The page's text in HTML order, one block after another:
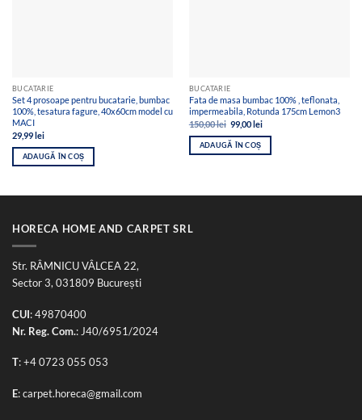
BUCATARIE
Set 4 prosoape pentru bucatarie, bumbac
100%, tesatura fagure, 40x60cm model cu
MACI
29,99 lei
ADAUGĂ ÎN COȘ
BUCATARIE
Fata de masa bumbac 100% , teflonata,
impermeabila, Rotunda 175cm Lemon3
150,00lei Prețul
inițial
a
fost:
99,00 leiPrețul
ADAUGĂ ÎN COȘ
HORECA HOME AND CARPET SRL
Str. RÂMNICU VÂLCEA 22,
Sector 3, 031809 București
CUI: 49870400
Nr. Reg. Com.: J40/6951/2024
T:+4 0723 055 053
E:carpet.horeca@gmail.com